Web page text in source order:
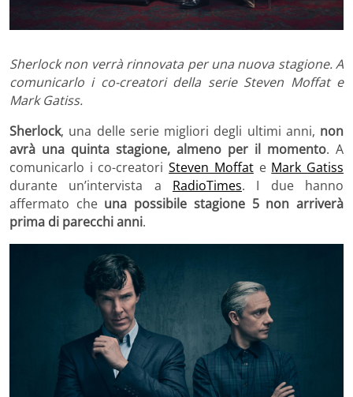
Sherlock non verrà rinnovata per una nuova stagione. A
comunicarlo i co-creatori della serie Steven Moffat e
Mark Gatiss.
Sherlock, una delle serie migliori degli ultimi anni, non
avrà una quinta stagione, almeno per il momento. A
comunicarlo i co-creatoriSteven Moffate Mark Gatiss
durante un’intervista a RadioTimes. I due hanno
affermato che una possibile stagione 5 non arriverà
prima di parecchi anni.